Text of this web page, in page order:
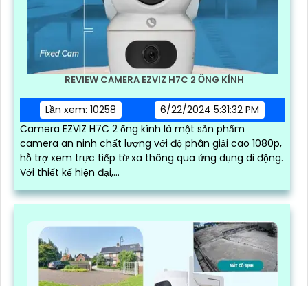
REVIEW CAMERA EZVIZ H7C 2 ỐNG KÍNH
Lần xem: 10258
6/22/2024 5:31:32 PM
Camera EZVIZ H7C 2 ống kính là một sản phẩm
camera an ninh chất lượng với độ phân giải cao 1080p,
hỗ trợ xem trực tiếp từ xa thông qua ứng dụng di động.
Với thiết kế hiện đại,...